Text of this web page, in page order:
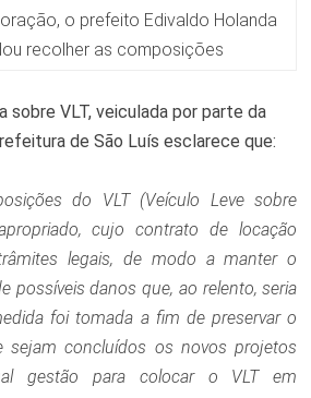
o prefeito Edivaldo Holanda
recolher as composições
sobre VLT, veiculada por parte da
de São Luís esclarece que:
do VLT (Veículo Leve sobre
cujo contrato de locação
legais, de modo a manter o
possíveis danos que, ao relento, seria
foi tomada a fim de preservar o
sejam concluídos os novos projetos
gestão para colocar o VLT em